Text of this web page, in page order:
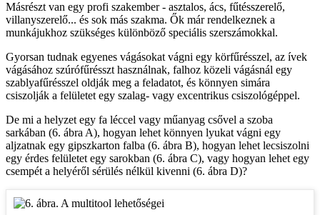
Másrészt van egy profi szakember - asztalos, ács, fűtésszerelő,
villanyszerelő... és sok más szakma. Ők már rendelkeznek a
munkájukhoz szükséges különböző speciális szerszámokkal.
Gyorsan tudnak egyenes vágásokat vágni egy körfűrésszel, az ívek
vágásához szúrófűrésszt használnak, falhoz közeli vágásnál egy
szablyafűrésszel oldják meg a feladatot, és könnyen simára
csiszolják a felületet egy szalag- vagy excentrikus csiszológéppel.
De mi a helyzet egy fa léccel vagy műanyag csővel a szoba
sarkában (6. ábra A), hogyan lehet könnyen lyukat vágni egy
aljzatnak egy gipszkarton falba (6. ábra B), hogyan lehet lecsiszolni
egy érdes felületet egy sarokban (6. ábra C), vagy hogyan lehet egy
csempét a helyéről sérülés nélkül kivenni (6. ábra D)?